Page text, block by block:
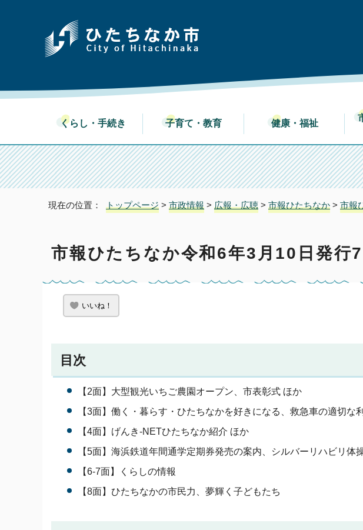
くらし・手続き 子育て・教育 健康・福祉
現在の位置： トップページ > 市政情報 > 広報・広聴 > 市報ひたちなか > 市報
市報ひたちなか令和6年3月10日発行
いいね！
目次
【2面】大型観光いちご農園オープン、市表彰式 ほか
【3面】働く・暮らす・ひたちなかを好きになる、救急車の適切な
【4面】げんき-NETひたちなか紹介 ほか
【5面】海浜鉄道年間通学定期券発売の案内、シルバーリハビリ体
【6-7面】くらしの情報
【8面】ひたちなかの市民力、夢輝く子どもたち